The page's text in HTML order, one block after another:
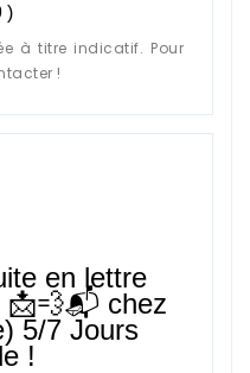
)
à titre indicatif. Pour
!
en lettre
📩💨📬 chez
5/7 Jours
!